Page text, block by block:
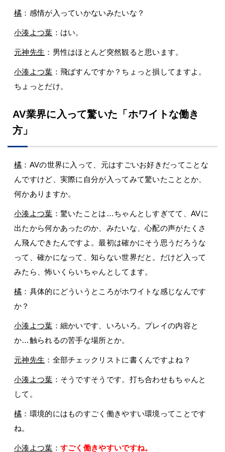
橘 ：感情が入っていかないみたいな？
小湊よつ葉 ：はい。
元神先生 ：男性はほとんど突然観ると思います。
小湊よつ葉 ：飛ばすんですか？ちょっと損してますよ。
ちょっとだけ。
AV業界に入って驚いた「ホワイトな働き
方」
橘 ：AVの世界に入って、元はすごいお好きだってことな
んですけど、実際に自分が入ってみて驚いたこととか、
何かありますか。
小湊よつ葉 ：驚いたことは…ちゃんとしすぎてて、AVに
出たから何かあったのか、みたいな、心配の声がたくさ
ん飛んできたんですよ。最初は確かにそう思うだろうな
って、確かになって、知らない世界だと。だけど入って
みたら、怖いくらいちゃんとしてます。
橘 ：具体的にどういうところがホワイトな感じなんです
か？
小湊よつ葉 ：細かいです、いろいろ。プレイの内容と
か…触られるの苦手な場所とか。
元神先生 ：全部チェックリストに書くんですよね？
小湊よつ葉 ：そうですそうです。打ち合わせもちゃんと
して。
橘 ：環境的にはものすごく働きやすい環境ってことです
ね。
小湊よつ葉 ： すごく働きやすいですね。